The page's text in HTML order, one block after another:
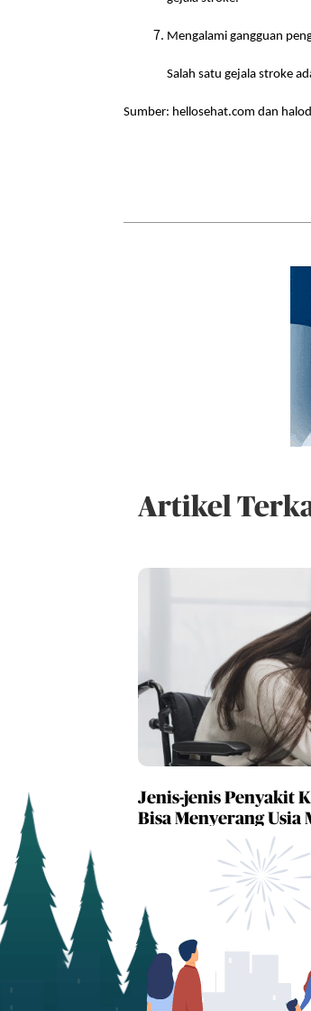
Mengalami gangguan
Salah satu gejala stroke
Sumber: hellosehat.com dan
Artikel
Jenis-jenis Penyakit
Bisa Menyerang Usia